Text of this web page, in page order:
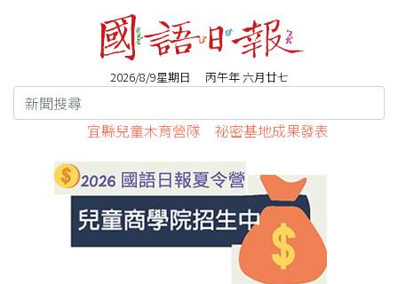
2026/8/9星期日 丙午年 六月廿七
宜縣兒童木育營隊 祕密基地成果發表